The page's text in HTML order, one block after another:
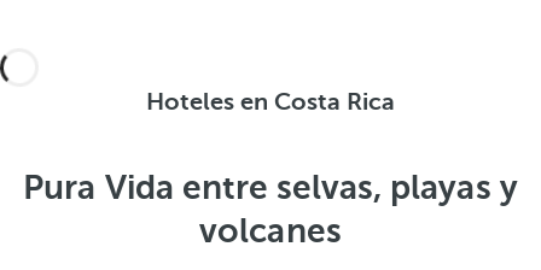
Hoteles en Costa Rica
Pura Vida entre selvas, playas y
volcanes